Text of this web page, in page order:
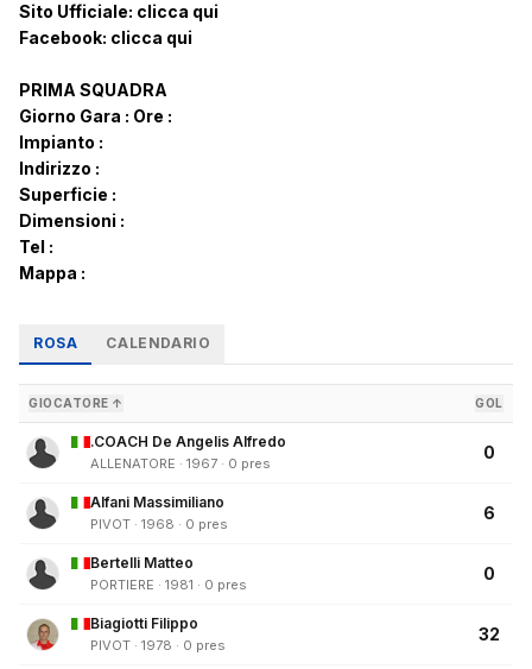
Sito Ufficiale: clicca qui
Facebook: clicca qui
PRIMA SQUADRA
Giorno Gara : Ore :
Impianto :
Indirizzo :
Superficie :
Dimensioni :
Tel :
Mappa :
ROSA CALENDARIO
GIOCATORE ↑ GOL
.COACH De Angelis Alfredo
ALLENATORE · 1967 · 0 pres
0
Alfani Massimiliano
PIVOT · 1968 · 0 pres
6
Bertelli Matteo
PORTIERE · 1981 · 0 pres
0
Biagiotti Filippo
PIVOT · 1978 · 0 pres
32